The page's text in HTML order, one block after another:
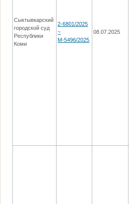
Сыктывкарский
городской суд
Республики
Коми
2-6801/2025
~
М-5496/2025
08.07.2025